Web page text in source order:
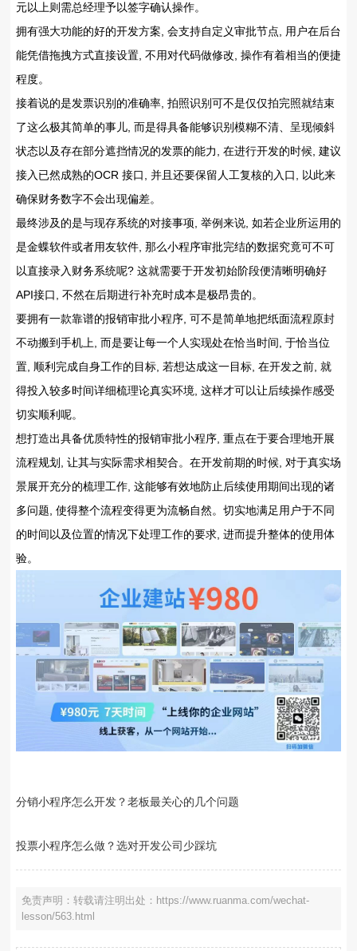
元以上则需总经理予以签字确认操作。
拥有强大功能的好的开发方案, 会支持自定义审批节点, 用户在后台
能凭借拖拽方式直接设置, 不用对代码做修改, 操作有着相当的便捷
程度。
接着说的是发票识别的准确率, 拍照识别可不是仅仅拍完照就结束
了这么极其简单的事儿, 而是得具备能够识别模糊不清、呈现倾斜
状态以及存在部分遮挡情况的发票的能力, 在进行开发的时候, 建议
接入已然成熟的OCR 接口, 并且还要保留人工复核的入口, 以此来
确保财务数字不会出现偏差。
最终涉及的是与现存系统的对接事项, 举例来说, 如若企业所运用的
是金蝶软件或者用友软件, 那么小程序审批完结的数据究竟可不可
以直接录入财务系统呢? 这就需要于开发初始阶段便清晰明确好
API接口, 不然在后期进行补充时成本是极昂贵的。
要拥有一款靠谱的报销审批小程序, 可不是简单地把纸面流程原封
不动搬到手机上, 而是要让每一个人实现处在恰当时间, 于恰当位
置, 顺利完成自身工作的目标, 若想达成这一目标, 在开发之前, 就
得投入较多时间详细梳理论真实环境, 这样才可以让后续操作感受
切实顺利呢。
想打造出具备优质特性的报销审批小程序, 重点在于要合理地开展
流程规划, 让其与实际需求相契合。在开发前期的时候, 对于真实场
景展开充分的梳理工作, 这能够有效地防止后续使用期间出现的诸
多问题, 使得整个流程变得更为流畅自然。切实地满足用户于不同
的时间以及位置的情况下处理工作的要求, 进而提升整体的使用体
验。
分销小程序怎么开发？老板最关心的几个问题
投票小程序怎么做？选对开发公司少踩坑
免责声明：转载请注明出处：https://www.ruanma.com/wechat-
lesson/563.html